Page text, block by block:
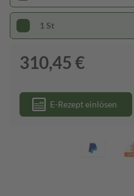
1 St
310,45 €
E-Rezept einlösen